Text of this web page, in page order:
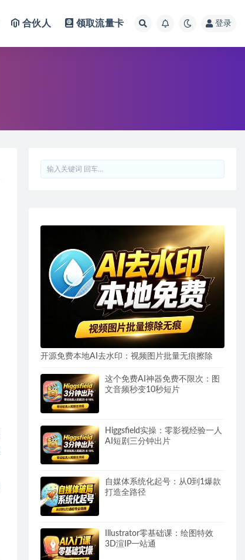
合伙人 领取流量卡 登录
开源免费本地AI去水印：视频图片批量无痕擦除
这个免费AI神器免费不限次：图
文音频秒变10秒短片
Higgsfield实操：零影视经验一人
AI短剧三分钟出片
自媒体系统化起号：从0到1爆款
打造全路径
Illustrator零基础课：绘图特效
3D渲IP一站通